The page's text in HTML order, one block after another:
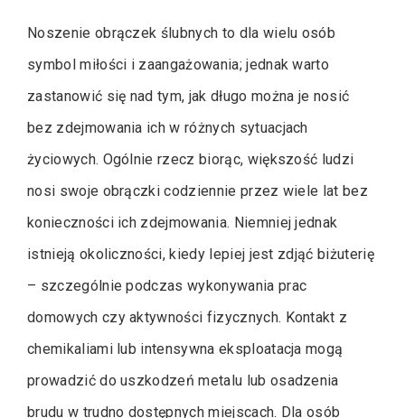
Noszenie obrączek ślubnych to dla wielu osób
symbol miłości i zaangażowania; jednak warto
zastanowić się nad tym, jak długo można je nosić
bez zdejmowania ich w różnych sytuacjach
życiowych. Ogólnie rzecz biorąc, większość ludzi
nosi swoje obrączki codziennie przez wiele lat bez
konieczności ich zdejmowania. Niemniej jednak
istnieją okoliczności, kiedy lepiej jest zdjąć biżuterię
– szczególnie podczas wykonywania prac
domowych czy aktywności fizycznych. Kontakt z
chemikaliami lub intensywna eksploatacja mogą
prowadzić do uszkodzeń metalu lub osadzenia
brudu w trudno dostępnych miejscach. Dla osób